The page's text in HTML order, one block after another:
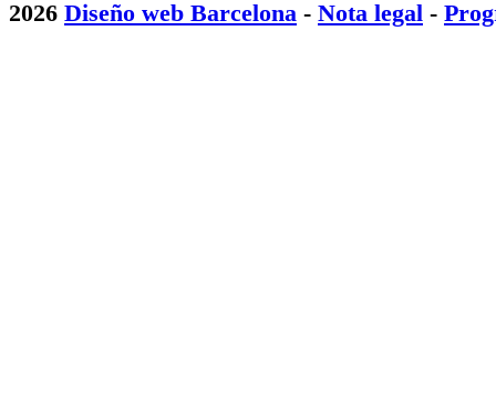
2026 Diseño web Barcelona - Nota legal -